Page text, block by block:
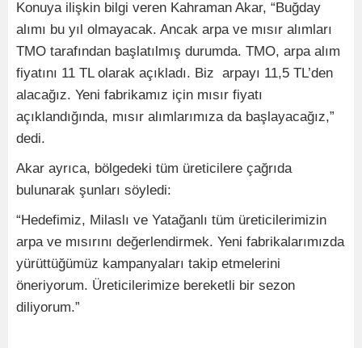
Konuya ilişkin bilgi veren Kahraman Akar, “Buğday
alımı bu yıl olmayacak. Ancak arpa ve mısır alımları
TMO tarafından başlatılmış durumda. TMO, arpa alım
fiyatını 11 TL olarak açıkladı. Biz arpayı 11,5 TL’den
alacağız. Yeni fabrikamız için mısır fiyatı
açıklandığında, mısır alımlarımıza da başlayacağız,”
dedi.
Akar ayrıca, bölgedeki tüm üreticilere çağrıda
bulunarak şunları söyledi:
“Hedefimiz, Milaslı ve Yatağanlı tüm üreticilerimizin
arpa ve mısırını değerlendirmek. Yeni fabrikalarımızda
yürüttüğümüz kampanyaları takip etmelerini
öneriyorum. Üreticilerimize bereketli bir sezon
diliyorum.”